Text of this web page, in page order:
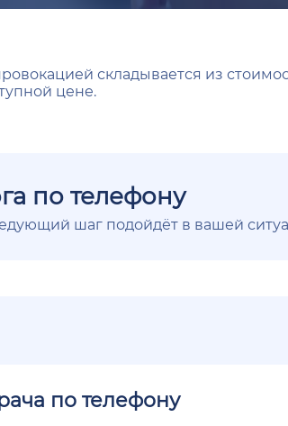
складывается из
цене.
по телефону
шаг подойдёт в вашей
по телефону